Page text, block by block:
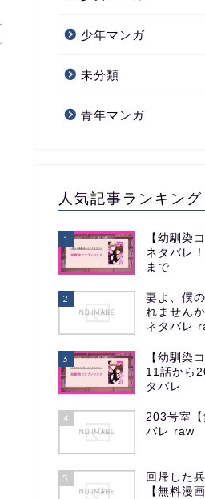
少年マンガ
未分類
青年マンガ
人気記事ランキング
1
【幼馴染
ネタバレ
まで
2
妻よ、僕
れません
ネタバレ
3
【幼馴染
11話から
タバレ
4
203号室【
バレ raw
5
回帰した
【無料漫